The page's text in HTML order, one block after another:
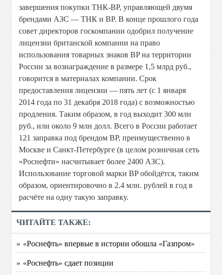
завершения покупки ТНК-BP, управляющей двумя
брендами АЗС — ТНК и BP. В конце прошлого года
совет директоров госкомпании одобрил получение
лицензии британской компании на право
использования товарных знаков BP на территории
России за вознаграждение в размере 1,5 млрд руб.,
говорится в материалах компании. Срок
предоставления лицензии — пять лет (с 1 января
2014 года по 31 декабря 2018 года) с возможностью
продления. Таким образом, в год выходит 300 млн
руб., или около 9 млн долл. Всего в России работает
121 заправка под брендом BP, преимущественно в
Москве и Санкт-Петербурге (в целом розничная сеть
«Роснефти» насчитывает более 2400 АЗС).
Использование торговой марки BP обойдётся, таким
образом, ориентировочно в 2.4 млн. рублей в год в
расчёте на одну такую заправку.
ЧИТАЙТЕ ТАКЖЕ:
» «Роснефть» впервые в истории обошла «Газпром»
» «Роснефть» сдает позиции